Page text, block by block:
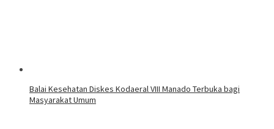
Balai Kesehatan Diskes Kodaeral VIII Manado Terbuka bagi
Masyarakat Umum